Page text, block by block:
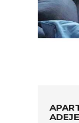
ADEJE